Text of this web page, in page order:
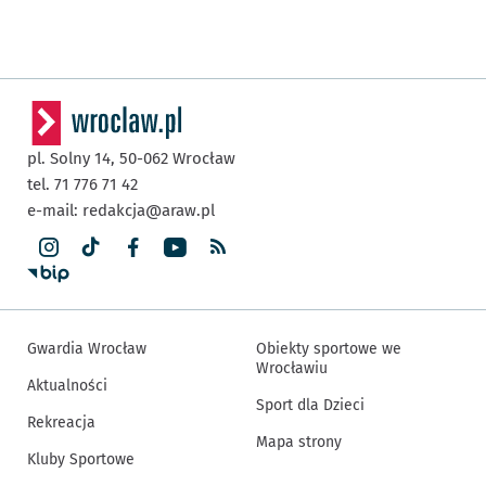
pl. Solny 14, 50-062 Wrocław
tel. 71 776 71 42
e-mail: redakcja@araw.pl
Gwardia Wrocław
Aktualności
Rekreacja
Kluby Sportowe
Obiekty sportowe we
Wrocławiu
Sport dla Dzieci
Mapa strony